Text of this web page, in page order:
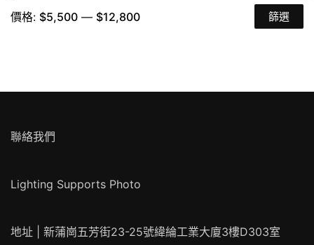
最
最
篩選
價格: $5,500 — $12,800
聯絡我們
Lighting Supports Photo
地址 | 新蒲崗五芳街23-25號緯綸工業大廈3樓D303室